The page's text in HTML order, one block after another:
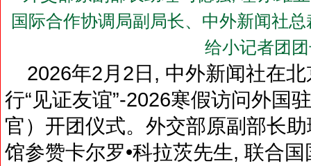
国际合作协调局副局长、中外新闻社
给小记者团
2026年2月2日, 中外新闻社在
行“见证友谊”-2026寒假访问外国
官）开团仪式。外交部原副部长
馆参赞卡尔罗•科拉茨先生, 联合